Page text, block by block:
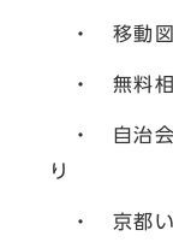
・ 移動図
・ 無料相
・ 自治会
り
・ 京都い